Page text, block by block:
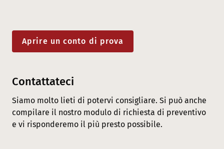
Aprire un conto di prova
Contattateci
Siamo molto lieti di potervi consigliare. Si può anche
compilare il nostro modulo di richiesta di preventivo
e vi risponderemo il più presto possibile.